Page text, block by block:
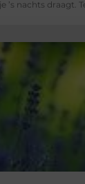
’s nachts draagt.